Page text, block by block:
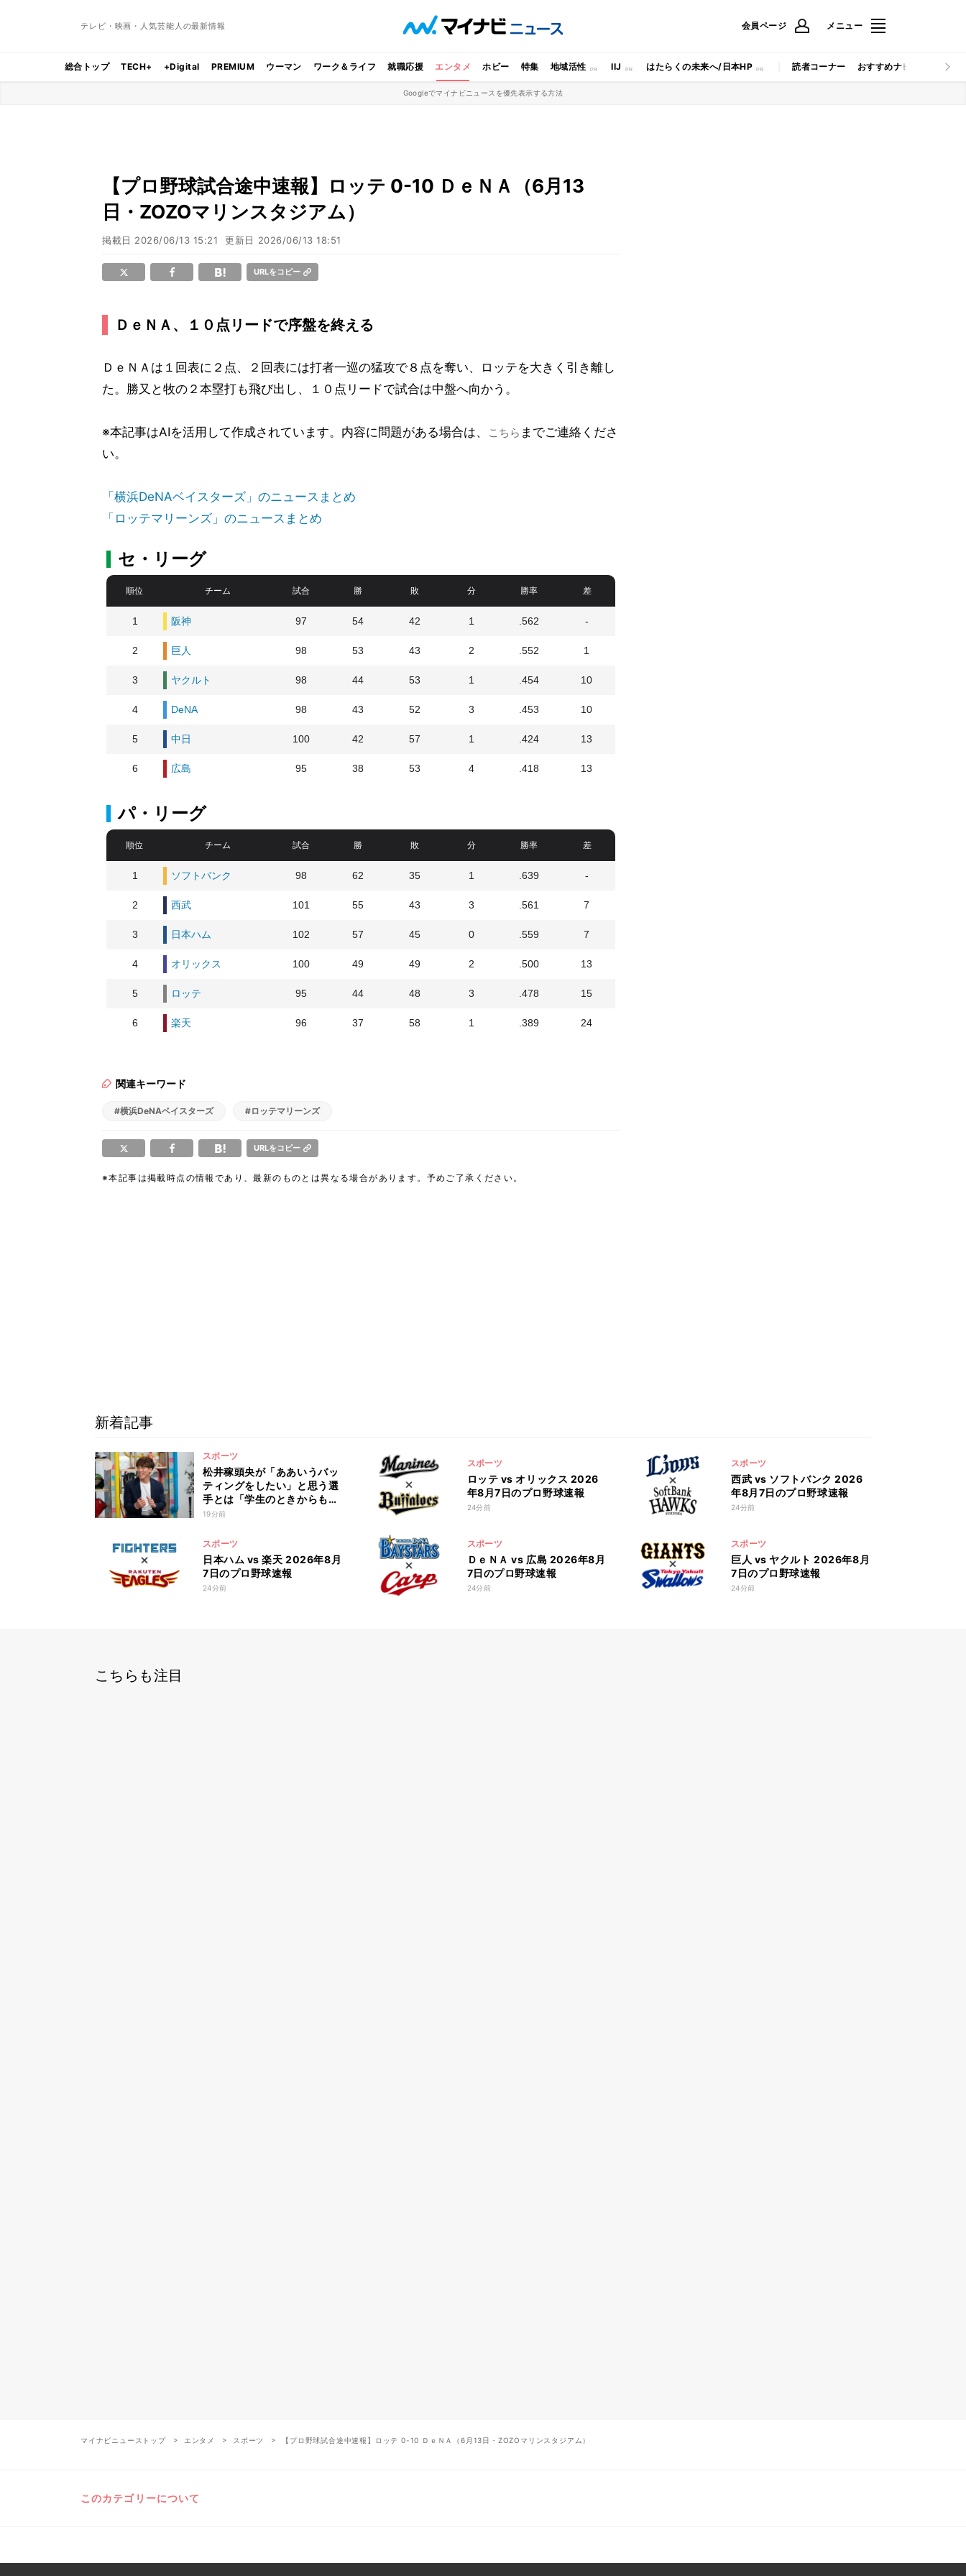
テレビ・映画・人気芸能人の最新情報 会員ページ メニュー
総合トップ TECH+ +Digital PREMIUM ウーマン ワーク＆ライフ 就職応援 エンタメ ホビー 特集 地域活性 IIJ はたらくの未来へ/日本HP 読者コーナー おすすめナビ マイナビ
Googleでマイナビニュースを優先表示する方法
【プロ野球試合途中速報】ロッテ 0-10 ＤｅＮＡ（6月13
日・ZOZOマリンスタジアム）
掲載日 2026/06/13 15:21 更新日 2026/06/13 18:51
URLをコピー
ＤｅＮＡ、１０点リードで序盤を終える
ＤｅＮＡは１回表に２点、２回表には打者一巡の猛攻で８点を奪い、ロッテを大きく引き離し
た。勝又と牧の２本塁打も飛び出し、１０点リードで試合は中盤へ向かう。
※本記事はAIを活用して作成されています。内容に問題がある場合は、 こちら までご連絡くださ
い。
「横浜DeNAベイスターズ」のニュースまとめ
「ロッテマリーンズ」のニュースまとめ
セ・リーグ
順位 チーム 試合 勝 敗 分 勝率 差
1 阪神 97 54 42 1 .562 -
2 巨人 98 53 43 2 .552 1
3 ヤクルト 98 44 53 1 .454 10
4 DeNA 98 43 52 3 .453 10
5 中日 100 42 57 1 .424 13
6 広島 95 38 53 4 .418 13
パ・リーグ
順位 チーム 試合 勝 敗 分 勝率 差
1 ソフトバンク 98 62 35 1 .639 -
2 西武 101 55 43 3 .561 7
3 日本ハム 102 57 45 0 .559 7
4 オリックス 100 49 49 2 .500 13
5 ロッテ 95 44 48 3 .478 15
6 楽天 96 37 58 1 .389 24
関連キーワード
#横浜DeNAベイスターズ #ロッテマリーンズ
URLをコピー
※本記事は掲載時点の情報であり、最新のものとは異なる場合があります。予めご了承ください。
新着記事
スポーツ
松井稼頭央が「ああいうバッ
ティングをしたい」と思う選
手とは「学生のときからもう
すごかった」
19分前
スポーツ
ロッテ vs オリックス 2026
年8月7日のプロ野球速報
24分前
スポーツ
西武 vs ソフトバンク 2026
年8月7日のプロ野球速報
24分前
スポーツ
日本ハム vs 楽天 2026年8月
7日のプロ野球速報
24分前
スポーツ
ＤｅＮＡ vs 広島 2026年8月
7日のプロ野球速報
24分前
スポーツ
巨人 vs ヤクルト 2026年8月
7日のプロ野球速報
24分前
こちらも注目
マイナビニューストップ エンタメ スポーツ 【プロ野球試合途中速報】ロッテ 0-10 ＤｅＮＡ（6月13日・ZOZOマリンスタジアム）
このカテゴリーについて